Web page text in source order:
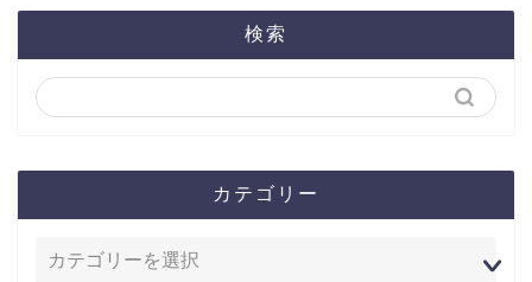
検索
カテゴリー